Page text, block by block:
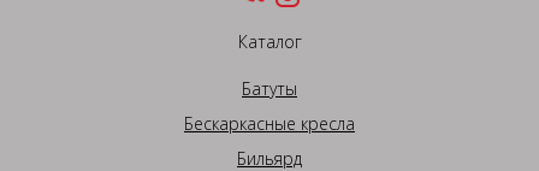
Каталог
Батуты
Бескаркасные кресла
Бильярд